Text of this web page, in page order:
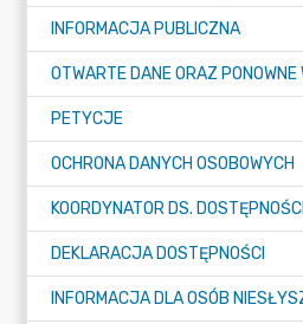
INFORMACJA PUBLICZNA
PETYCJE
OCHRONA DANYCH OSOBOWYCH
KOORDYNATOR DS. DOSTĘPNOŚCI
DEKLARACJA DOSTĘPNOŚCI